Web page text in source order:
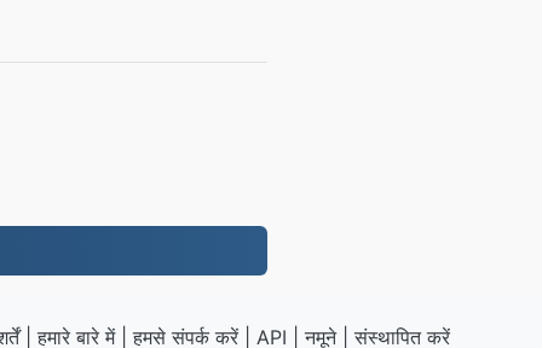
|हमारे बारे में|हमसे संपर्क करें API |नमूने|संस्थापित करें